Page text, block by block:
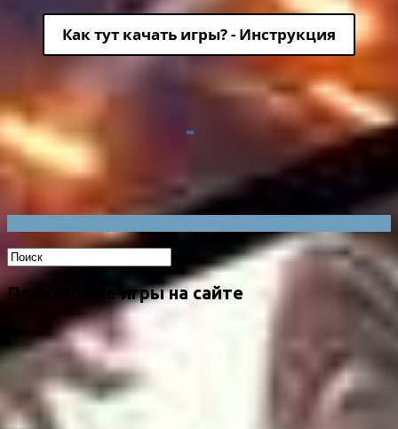
Как тут качать игры? - Инструкция
Популярные игры на сайте